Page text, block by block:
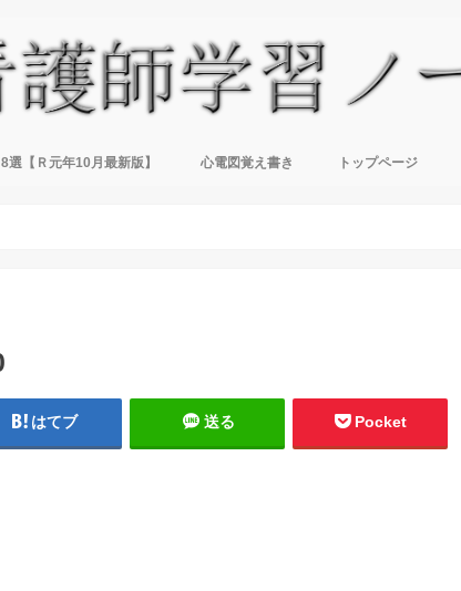
【Ｒ元年10月最新版】 心電図覚え書き トップページ
はてブ 送る Pocket